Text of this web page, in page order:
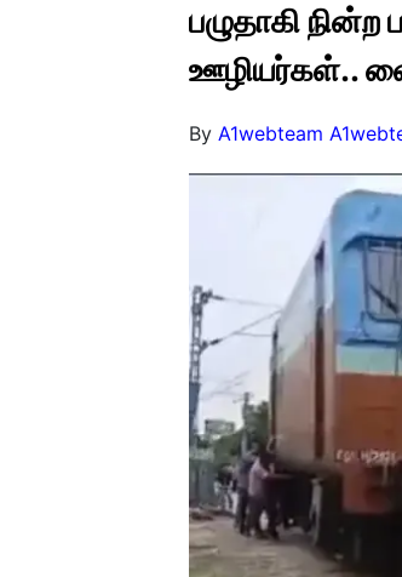
பழுதாகி நின்ற
ஊழியர்கள்..
ByA1webteam